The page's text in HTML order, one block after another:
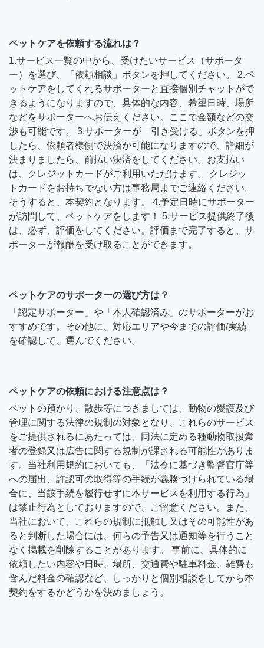
ペットケアを依頼する流れは？
1.サービス一覧の中から、受けたいサービス（サポータ
ー）を選び、「依頼相談」ボタンを押してください。 2.ペ
ットケアをしてくれるサポーターと直接個別チャットがで
きるようになりますので、具体的な内容、希望日時、場所
などをサポーターへお伝えください。ここで金額などの交
渉も可能です。 3.サポーターが「引き受ける」ボタンを押
したら、依頼者様側で決済が可能になりますので、詳細が
決まりましたら、前払い決済をしてください。お支払い
は、クレジットカードがご利用いただけます。 クレジッ
トカードをお持ちでない方は事務局までご連絡ください。
そうすると、本契約となります。 4.予定日時にサポーター
が訪問して、ペットケアをします！ 5.サービス提供終了後
は、必ず、評価をしてください。評価まで完了すると、サ
ポーターが報酬を受け取ることができます。
ペットケアのサポーターの選び方は？
「認定サポーター」や「本人確認済み」のサポーターがお
すすめです。その他に、対応エリアや今までの評価/実績
を確認して、選んでください。
ペットケアの依頼における注意点は？
ペットの預かり、散歩等につきましては、動物の愛護及び
管理に関する法律の規制の対象となり、これらのサービス
をご提供されるにあたっては、同法に定める種動物取扱業
者の登録又は広告に関する規制が課される可能性がありま
す。当社利用規約においても、「法令に基づき監督官庁等
への届出、許認可の取得等の手続が義務づけられている場
合に、当該手続を履行せずに本サービスを利用する行為」
は禁止行為としておりますので、ご留意ください。また、
当社において、これらの規制に抵触し又はその可能性があ
ると判断した場合には、何らの予告又は通知等を行うこと
なく掲載を削除することがあります。 事前に、具体的に
依頼したい内容や日時、場所、交通費や駐車料金、雑費も
含んだ料金の確認など、しっかりと個別相談をしてから本
契約をするかどうかを決めましょう。